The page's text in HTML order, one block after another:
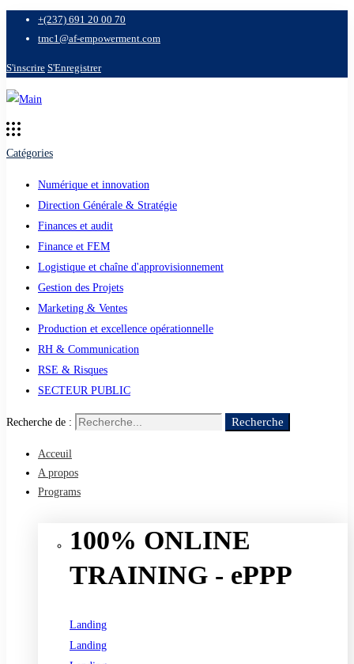
+(237) 691 20 00 70
tmc1@af-empowerment.com
S'inscrire S'Enregistrer
Catégories
Numérique et innovation
Direction Générale & Stratégie
Finances et audit
Finance et FEM
Logistique et chaîne d'approvisionnement
Gestion des Projets
Marketing & Ventes
Production et excellence opérationnelle
RH & Communication
RSE & Risques
SECTEUR PUBLIC
Recherche de : Recherche
Acceuil
A propos
Programs
100% ONLINE
TRAINING - ePPP
Landing
Landing